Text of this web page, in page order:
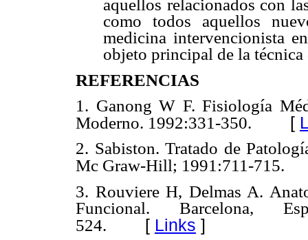
aquellos relacionados con
como todos aquellos
medicina intervencionista
objeto principal de la
REFERENCIAS
1. Ganong W F. Fisiología
Moderno. 1992:331-350. [
2. Sabiston. Tratado de
Mc Graw-Hill; 1991:711-715.
3. Rouviere H, Delmas A.
Funcional. Barcelona,
524. [ Links ]